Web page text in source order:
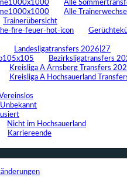
Alle
Alle
Trainerübersicht
Landesligatransfers 2026|27
Bezirksligatransfers
Kreisliga A Arnsberg Transfers
Kreisliga A Hochsauerland
Unbekannt
Nicht im Hochsauerland
Karriereende